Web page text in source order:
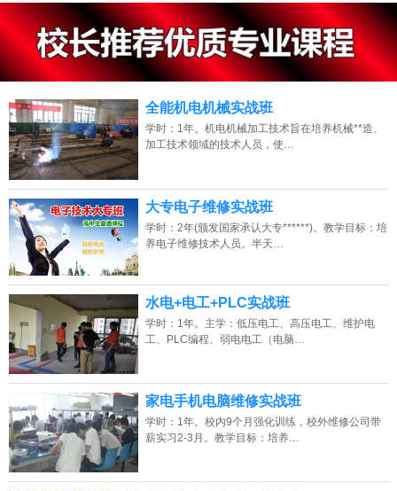
点击免费咨询电话：13807313137
全能机电机械实战班
学时：1年。机电机械加工技术旨在培养机械**造、
加工技术领域的技术人员，使…
大专电子维修实战班
学时：2年(颁发国家承认大专******)。教学目标：培
养电子维修技术人员。半天…
水电+电工+PLC实战班
学时：1年。主学：低压电工、高压电工、维护电
工、PLC编程、弱电电工（电脑…
家电手机电脑维修实战班
学时：1年。校内9个月强化训练，校外维修公司带
薪实习2-3月。教学目标：培养…